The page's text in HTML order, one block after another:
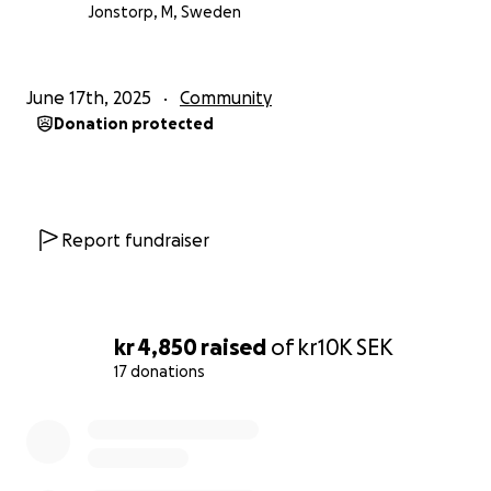
kr 4,850 raised ofkr10KSEK
17 donations
återhämtning!
Eveliina
Jonstorp, M, Sweden
June 17th, 2025 Community
Donation protected
Report fundraiser